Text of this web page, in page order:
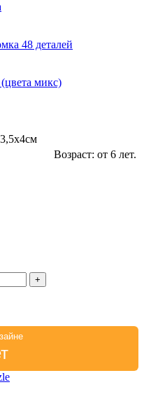
48 деталей
микс)
Возраст: от 6 лет.
+